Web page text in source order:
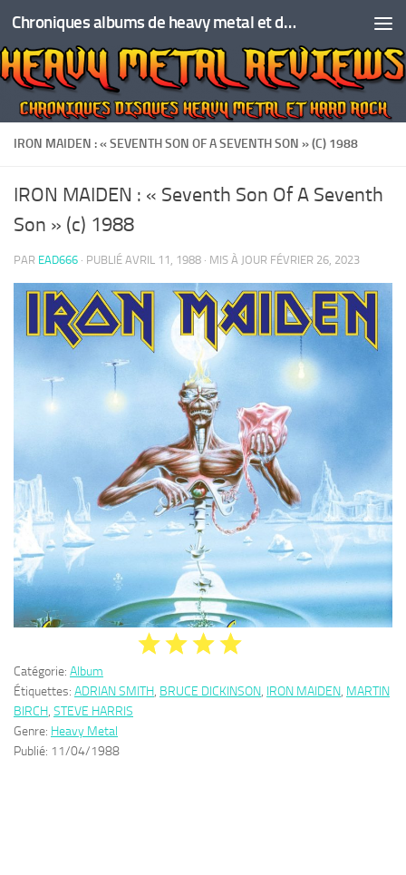
Skip to content Chroniques albums de heavy metal et de hard rock
IRON MAIDEN : « SEVENTH SON OF A SEVENTH SON » (C) 1988
IRON MAIDEN : « Seventh Son Of A Seventh
Son » (c) 1988
PAR EAD666 · PUBLIÉ AVRIL 11, 1988 · MIS À JOUR FÉVRIER 26, 2023
Catégorie: Album
Étiquettes: ADRIAN SMITH, BRUCE DICKINSON, IRON MAIDEN, MARTIN
BIRCH, STEVE HARRIS
Genre: Heavy Metal
Publié: 11/04/1988